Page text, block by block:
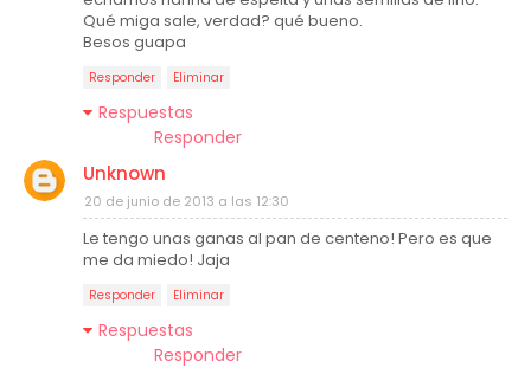
Qué miga sale, verdad? qué bueno.
Besos guapa
Responder Eliminar
Respuestas
Responder
Unknown
20 de junio de 2013 a las 12:30
Le tengo unas ganas al pan de centeno! Pero es que
me da miedo! Jaja
Responder Eliminar
Respuestas
Responder